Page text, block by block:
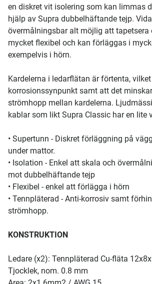
en diskret vit isolering som kan limmas
hjälp av Supra dubbelhäftande tejp.
övermålningsbar alt möjlig att tapetsera
mycket flexibel och kan förläggas i
exempelvis i hörn.
Kardelerna i ledarflätan är förtenta,
korrosionssynpunkt samt att det
strömhopp mellan kardelerna.
kablar som likt Supra Classic har en lite
• Supertunn - Diskret förläggning på
under mattor.
• Isolation - Enkel att skala och
mot dubbelhäftande tejp
• Flexibel - enkel att förlägga i hörn
• Tennpläterad - Anti-korrosiv samt
strömhopp.
KONSTRUKTION
Ledare (x2): Tennpläterad Cu-fläta
Tjocklek, nom. 0.8 mm